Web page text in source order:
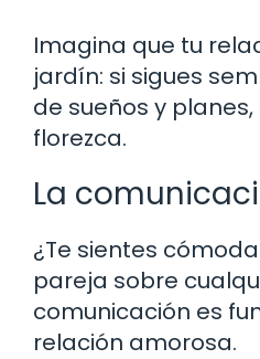
Imagina que tu
jardín: si sigues
de sueños y
florezca.
La
¿Te sientes
pareja sobre
comunicación es
relación amorosa.